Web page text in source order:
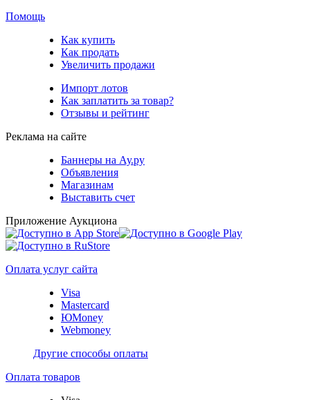
Помощь
Как купить
Как продать
Увеличить продажи
Импорт лотов
Как заплатить за товар?
Отзывы и рейтинг
Реклама на сайте
Баннеры на Ау.ру
Объявления
Магазинам
Выставить счет
Приложение Аукциона
Оплата услуг сайта
Visa
Mastercard
ЮMoney
Webmoney
Другие способы оплаты
Оплата товаров